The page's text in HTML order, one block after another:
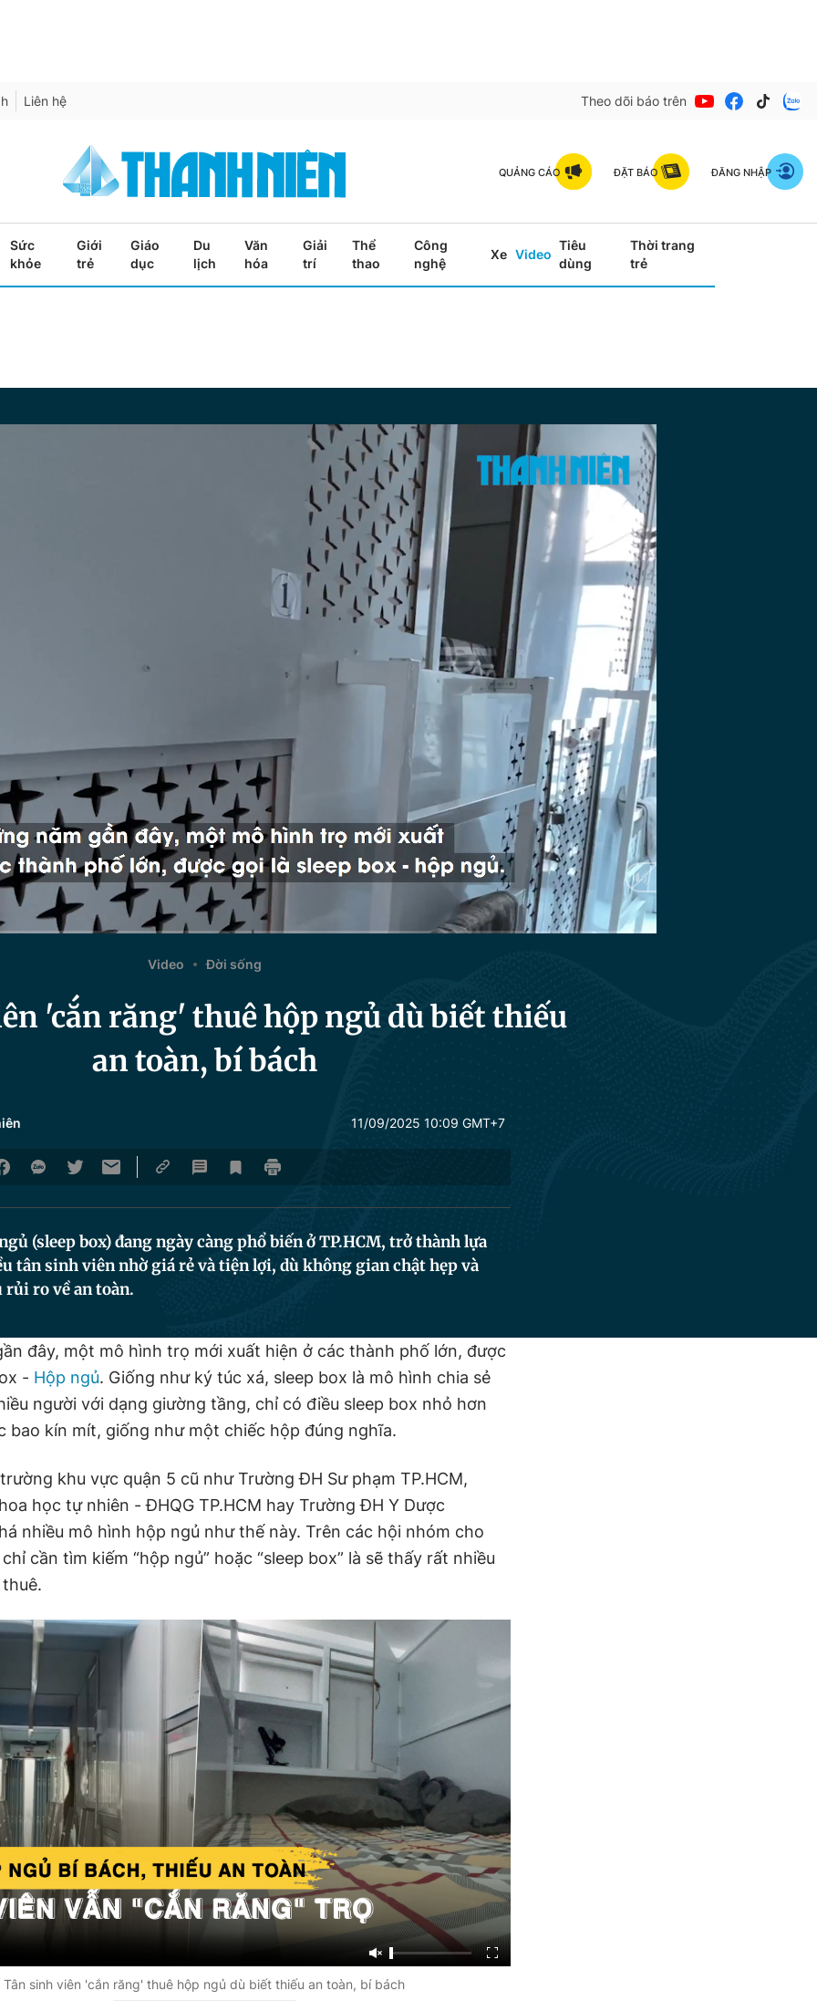
Liên hệ Theo dõi báo trên
QUẢNG CÁO ĐẶT BÁO ĐĂNG NHẬP
Sức
khỏe
Giới
trẻ
Giáo
dục
Du
lịch
Văn
hóa
Giải
trí
Thể
thao
Công
nghệ
Xe Video
Tiêu
dùng
Thời trang
trẻ
Video Đời sống
'cắn răng' thuê hộp ngủ dù biết thiếu
an toàn, bí bách
11/09/2025 10:09 GMT+7
(sleep box) đang ngày càng phổ biến ở TP.HCM, trở thành lựa
tân sinh viên nhờ giá rẻ và tiện lợi, dù không gian chật hẹp và
ro về an toàn.
đây, một mô hình trọ mới xuất hiện ở các thành phố lớn, được
- Hộp ngủ. Giống như ký túc xá, sleep box là mô hình chia sẻ
người với dạng giường tầng, chỉ có điều sleep box nhỏ hơn
bao kín mít, giống như một chiếc hộp đúng nghĩa.
khu vực quận 5 cũ như Trường ĐH Sư phạm TP.HCM,
học tự nhiên - ĐHQG TP.HCM hay Trường ĐH Y Dược
nhiều mô hình hộp ngủ như thế này. Trên các hội nhóm cho
cần tìm kiếm “hộp ngủ” hoặc “sleep box” là sẽ thấy rất nhiều
Tân sinh viên 'cắn răng' thuê hộp ngủ dù biết thiếu an toàn, bí bách